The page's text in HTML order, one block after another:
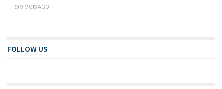
9 MOIS AGO
FOLLOW US